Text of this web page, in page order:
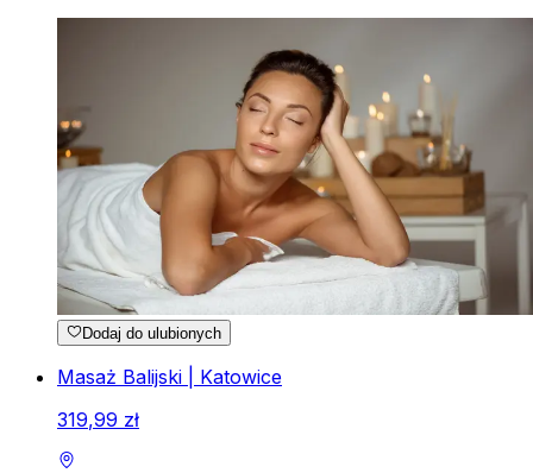
Dodaj do ulubionych
Masaż Balijski | Katowice
319,99 zł